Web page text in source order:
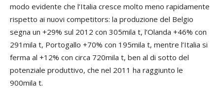
modo evidente che l’Italia cresce molto meno rapidamente
rispetto ai nuovi competitors: la produzione del Belgio
segna un +29% sul 2012 con 305mila t, l’Olanda +46% con
291mila t, Portogallo +70% con 195mila t, mentre l’Italia si
ferma al +12% con circa 720mila t, ben al di sotto del
potenziale produttivo, che nel 2011 ha raggiunto le
900mila t.